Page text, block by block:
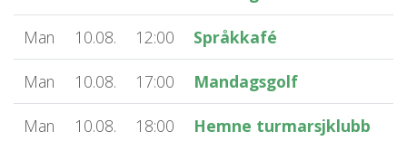
Man 10.08. 12:00 Språkkafé
Man 10.08. 17:00 Mandagsgolf
Man 10.08. 18:00 Hemne turmarsjklubb